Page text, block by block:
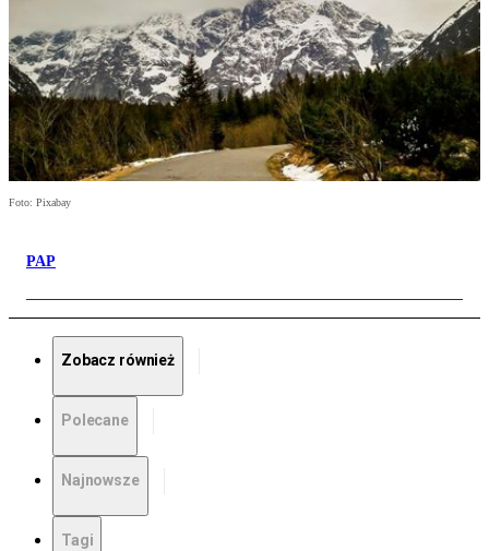
Foto: Pixabay
PAP
Zobacz również
Polecane
Najnowsze
Tagi